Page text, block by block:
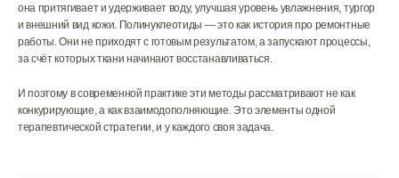
она притягивает и удерживает воду, улучшая уровень увлажнения, тургор
и внешний вид кожи. Полинуклеотиды — это как история про ремонтные
работы. Они не приходят с готовым результатом, а запускают процессы,
за счёт которых ткани начинают восстанавливаться.
И поэтому в современной практике эти методы рассматривают не как
конкурирующие, а как взаимодополняющие. Это элементы одной
терапевтической стратегии, и у каждого своя задача.